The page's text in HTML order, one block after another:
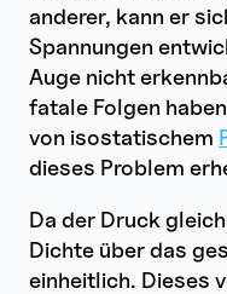
anderer, kann er
Spannungen
Auge nicht
fatale Folgen
von isostatischem
dieses Problem
Da der Druck
Dichte über das
einheitlich. Dieses